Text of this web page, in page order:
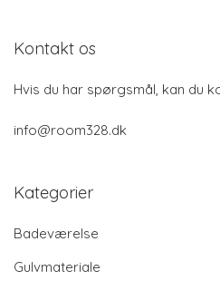
Kontakt os
Hvis du har spørgsmål, kan du
info@room328.dk
Kategorier
Badeværelse
Gulvmateriale